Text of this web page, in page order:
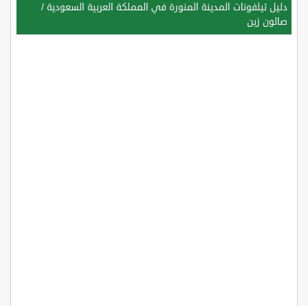
دليل تيلفونات المدينة المنورة في المملكة العربية السعودية /
صالون زين